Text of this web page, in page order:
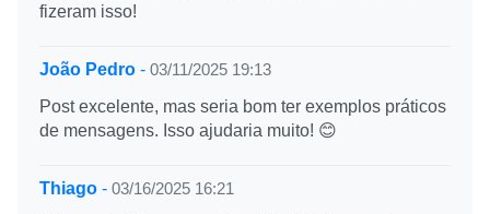
fizeram isso!
João Pedro - 03/11/2025 19:13
Post excelente, mas seria bom ter exemplos práticos
de mensagens. Isso ajudaria muito! 😊
Thiago - 03/16/2025 16:21